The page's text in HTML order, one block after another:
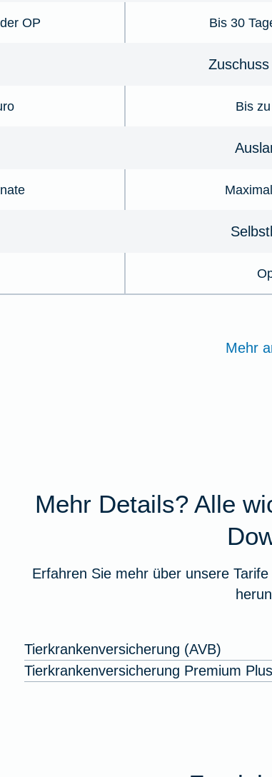
OP Bis 30
Bis
Mehr
Mehr Details? Alle
Erfahren Sie mehr über unsere
Tierkrankenversicherung (AVB)
Tierkrankenversicherung Premium